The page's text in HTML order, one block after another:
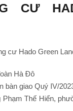
CƯ
Hà Đô
bàn giao Quý IV/
Thế Hiển,